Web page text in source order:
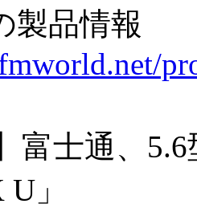
製品情報
富士通、
」